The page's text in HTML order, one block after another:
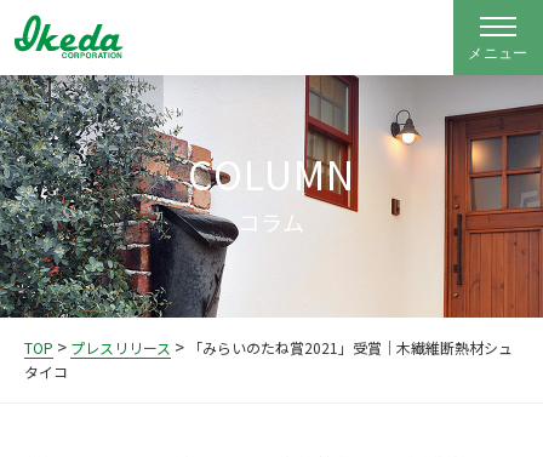
COLUMN
コラム
TOP > プレスリリース >
「みらいのたね賞2021」受賞｜木繊維断熱材シュ
タイコ